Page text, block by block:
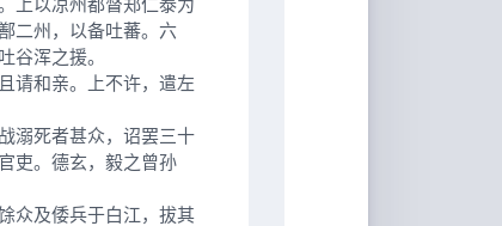
上以凉州都督郑仁泰为
二州，以备吐蕃。六
谷浑之援。
请和亲。上不许，遣左
溺死者甚众，诏罢三十
吏。德玄，毅之曾孙
众及倭兵于白江，拔其